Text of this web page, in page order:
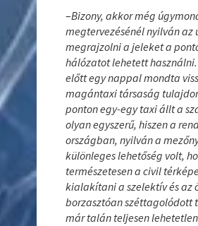
–Bizony, akkor még
megtervezésénél nyilván
megrajzolni a jeleket a
hálózatot lehetett
előtt egy nappal mondta
magántaxi társaság
ponton egy-egy taxi állt a
olyan egyszerű, hiszen a
országban, nyilván a
különleges lehetőség volt,
természetesen a civil
kialakítani a szelektív és az
borzasztóan széttagolódott
már talán teljesen